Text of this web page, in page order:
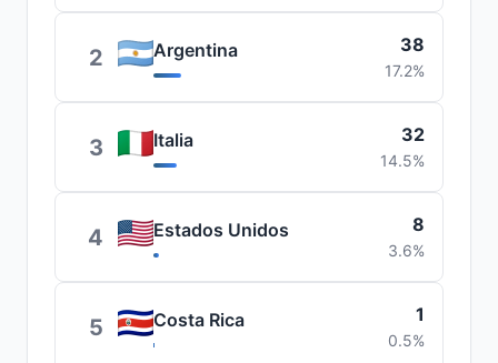
2 Argentina 38
17.2%
3 Italia 32
14.5%
4 Estados Unidos 8
3.6%
5 Costa Rica 1
0.5%